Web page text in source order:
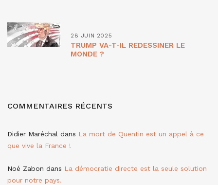
28 JUIN 2025
TRUMP VA-T-IL REDESSINER LE
MONDE ?
COMMENTAIRES RÉCENTS
Didier Maréchal dans La mort de Quentin est un appel à ce
que vive la France !
Noé Zabon dans La démocratie directe est la seule solution
pour notre pays.